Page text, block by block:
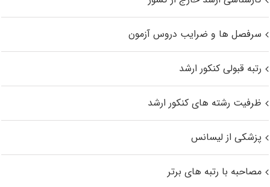
سرفصل ها و ضرایب دروس آزمون
رتبه قبولی کنکور ارشد
ظرفیت رشته های کنکور ارشد
پزشکی از لیسانس
مصاحبه با رتبه های برتر